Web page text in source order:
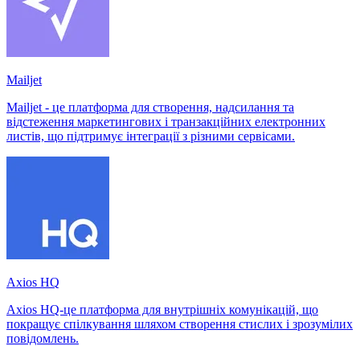
Mailjet
Mailjet - це платформа для створення, надсилання та
відстеження маркетингових і транзакційних електронних
листів, що підтримує інтеграції з різними сервісами.
Axios HQ
Axios HQ-це платформа для внутрішніх комунікацій, що
покращує спілкування шляхом створення стислих і зрозумілих
повідомлень.